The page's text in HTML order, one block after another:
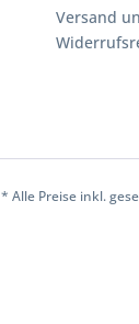
Versand
* Alle Preise inkl.